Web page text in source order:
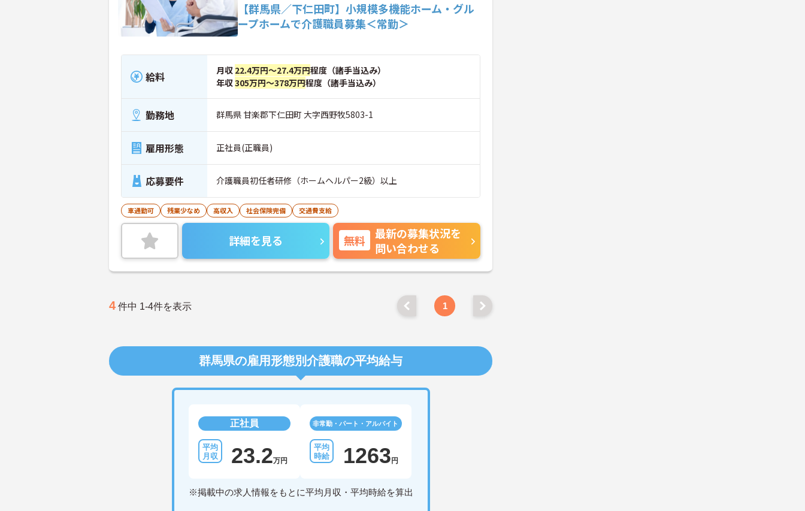
【群馬県／下仁田町】小規模多機能ホーム・グル
ープホームで介護職員募集＜常勤＞
給料 月収 22.4万円～27.4万円程度（諸手当込み）
年収305万円～378万円程度（諸手当込み）
勤務地 群馬県 甘楽郡下仁田町 大字西野牧5803-1
雇用形態 正社員(正職員)
応募要件 介護職員初任者研修（ホームヘルパー2級）以上
車通勤可 残業少なめ 高収入 社会保険完備 交通費支給
詳細を見る 無料
最新の募集状況を
問い合わせる
4 件中 1-4件を表示 1
群馬県の雇用形態別介護職の平均給与
正社員
23.2万円
非常勤・パート・アルバイト
1263円
※掲載中の求人情報をもとに平均月収・平均時給を算出